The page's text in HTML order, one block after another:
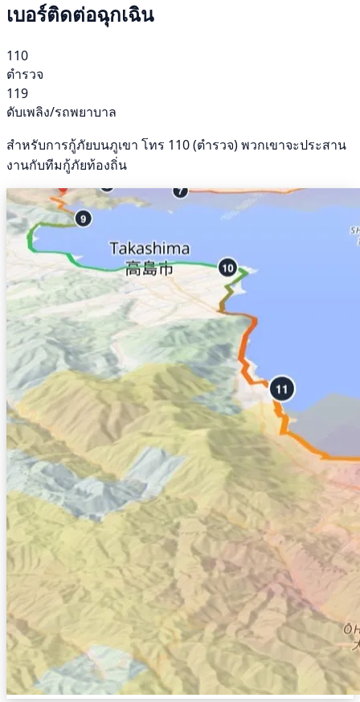
เบอร์ติดต่อฉุกเฉิน
110
ตำรวจ
119
ดับเพลิง/รถพยาบาล
สำหรับการกู้ภัยบนภูเขา โทร 110 (ตำรวจ) พวกเขาจะประสาน
งานกับทีมกู้ภัยท้องถิ่น